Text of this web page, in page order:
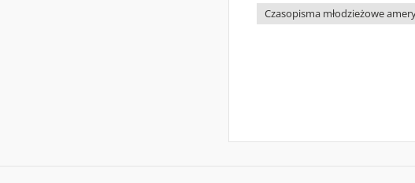
Czasopisma młodzieżowe